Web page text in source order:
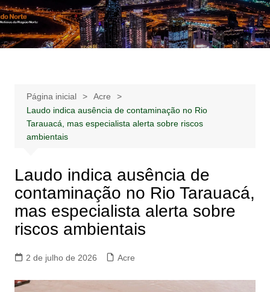
Ir
para
o
Notícias –
Publicidades –
Notícias – Publicidades – Anúncios
Página inicial
Acre
Laudo indica ausência de contaminação no Rio
Tarauacá, mas especialista alerta sobre riscos
ambientais
Laudo indica ausência de
contaminação no Rio Tarauacá,
mas especialista alerta sobre
riscos ambientais
2 de julho de 2026 Acre